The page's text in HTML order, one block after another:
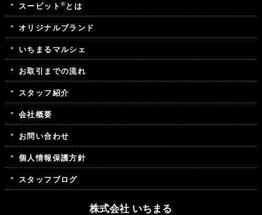
スービット ®とは
オリジナルブランド
いちまるマルシェ
お取引までの流れ
スタッフ紹介
会社概要
お問い合わせ
個人情報保護方針
スタッフブログ
株式会社 いちまる